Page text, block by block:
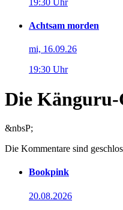
Achtsam morden
mi, 16.09.26
19:30 Uhr
Die
&nbsP;
Die Kommentare sind
Bookpink
20.08.2026